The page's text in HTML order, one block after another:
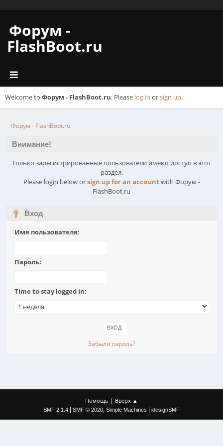
Форум -
FlashBoot.ru
Welcome to Форум - FlashBoot.ru. Please log in orsign up.
Форум - FlashBoot.ru
Внимание!
Только зарегистрированные пользователи имеют доступ в этот
раздел.
Please login below orsign up for an accountwith Форум -
FlashBoot.ru
Вход
Имя пользователя:
Пароль:
Time to stay logged in:
Забыли пароль?
Помощь | Вверх ▲
SMF 2.1.4 SMF © 2020, Simple Machines idesignSMF